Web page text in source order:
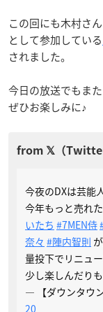
この回にも木村さ
として参加している
されました。
今日の放送でもま
ぜひお楽しみに♪
今夜のDXは芸能
今年もっと売れ
いたち #7MEN侍
奈々 #陣内智則
量投下でリニュ
少し楽しんだり
— 【ダウンタウ
20